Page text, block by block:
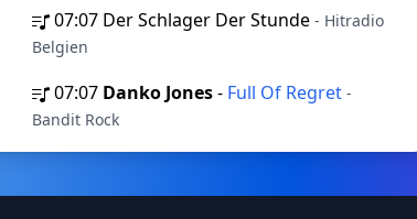
07:07 Der Schlager Der Stunde - Hitradio
Belgien
07:07 Danko Jones- Full Of Regret -
Bandit Rock